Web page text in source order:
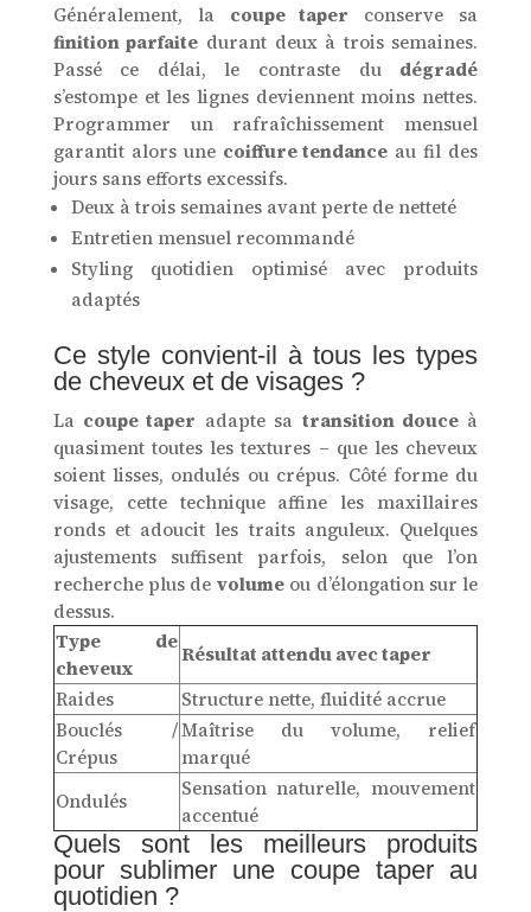
Généralement, la coupe taper conserve sa
finition parfaite durant deux à trois semaines.
Passé ce délai, le contraste du dégradé
s’estompe et les lignes deviennent moins nettes.
Programmer un rafraîchissement mensuel
garantit alors une coiffure tendance au fil des
jours sans efforts excessifs.
Deux à trois semaines avant perte de netteté
Entretien mensuel recommandé
Styling quotidien optimisé avec produits
adaptés
Ce style convient-il à tous les types
de cheveux et de visages ?
La coupe taper adapte sa transition douceà
quasiment toutes les textures – que les cheveux
soient lisses, ondulés ou crépus. Côté forme du
visage, cette technique affine les maxillaires
ronds et adoucit les traits anguleux. Quelques
ajustements suffisent parfois, selon que l’on
recherche plus de volumeou d’élongation sur le
dessus.
Type de
cheveux
Résultat attendu avec taper
Raides
Structure nette, fluidité accrue
Bouclés /
Crépus
Maîtrise du volume, relief
marqué
Ondulés
Sensation naturelle, mouvement
accentué
Quels sont les meilleurs produits
pour sublimer une coupe taper au
quotidien ?